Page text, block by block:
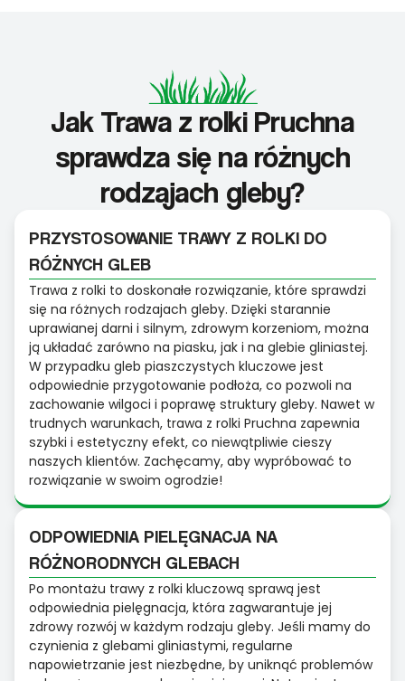
Jak Trawa z rolki Pruchna
sprawdza się na różnych
rodzajach gleby?
PRZYSTOSOWANIE TRAWY Z ROLKI DO
RÓŻNYCH GLEB
Trawa z rolki to doskonałe rozwiązanie, które sprawdzi
się na różnych rodzajach gleby. Dzięki starannie
uprawianej darni i silnym, zdrowym korzeniom, można
ją układać zarówno na piasku, jak i na glebie gliniastej.
W przypadku gleb piaszczystych kluczowe jest
odpowiednie przygotowanie podłoża, co pozwoli na
zachowanie wilgoci i poprawę struktury gleby. Nawet w
trudnych warunkach, trawa z rolki Pruchna zapewnia
szybki i estetyczny efekt, co niewątpliwie cieszy
naszych klientów. Zachęcamy, aby wypróbować to
rozwiązanie w swoim ogrodzie!
ODPOWIEDNIA PIELĘGNACJA NA
RÓŻNORODNYCH GLEBACH
Po montażu trawy z rolki kluczową sprawą jest
odpowiednia pielęgnacja, która zagwarantuje jej
zdrowy rozwój w każdym rodzaju gleby. Jeśli mamy do
czynienia z glebami gliniastymi, regularne
napowietrzanie jest niezbędne, by uniknąć problemów